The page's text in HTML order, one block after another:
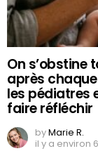
On s’obstine
après
les pédiatres
faire réfléchir
byMarie R.
il y a environ